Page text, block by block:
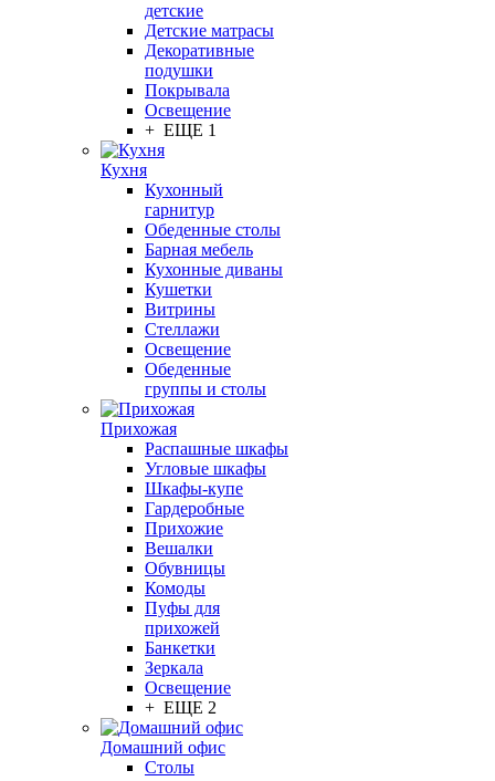
детские
Детские матрасы
Декоративные
подушки
Покрывала
Освещение
+ ЕЩЕ 1
Кухня
Кухонный
гарнитур
Обеденные столы
Барная мебель
Кухонные диваны
Кушетки
Витрины
Стеллажи
Освещение
Обеденные
группы и столы
Прихожая
Распашные шкафы
Угловые шкафы
Шкафы-купе
Гардеробные
Прихожие
Вешалки
Обувницы
Комоды
Пуфы для
прихожей
Банкетки
Зеркала
Освещение
+ ЕЩЕ 2
Домашний офис
Столы